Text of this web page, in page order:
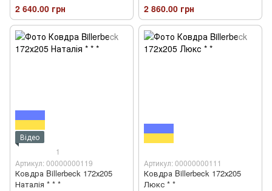
2 640.00 грн 2 860.00 грн
Відео
1
Артикул: 00000000119
Ковдра Billerbeck 172х205
Наталія * * *
Артикул: 00000000111
Ковдра Billerbeck 172х205
Люкс * *